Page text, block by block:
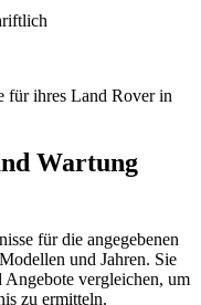
für ihres Land Rover in
Wartung
für die angegebenen
und Jahren. Sie
Angebote vergleichen, um
zu ermitteln.